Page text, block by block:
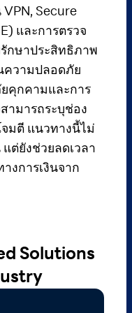
Secure
และการตรวจ
กษาประสิทธิภาพ
ความปลอดภัย
คุกคามและการ
ามารถระบุช่อง
มตี แนวทางนี้ไม่
ต่ยังช่วยลดเวลา
งการเงินจาก
Solutions